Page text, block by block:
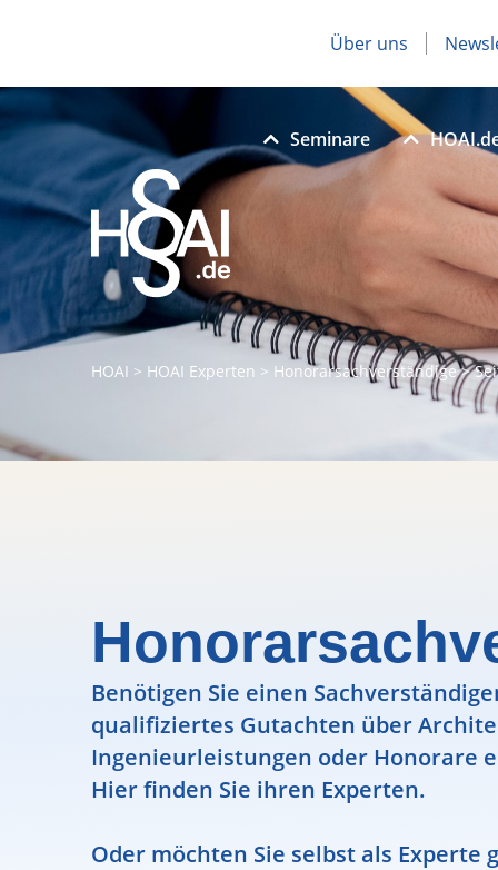
Über uns
Seminare
HOAI > HOAI Experten > Honorarsachverständige>
Benötigen Sie einen
qualifiziertes Gutachten über
Ingenieurleistungen oder Honorare
Hier finden Sie ihren Experten.
Oder möchten Sie selbst als Experte